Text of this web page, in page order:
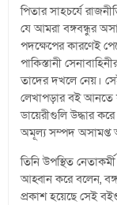
পিতার সাহচর্যে
যে আমরা বঙ্গবন্ধুর
পদক্ষেপের কারণেই
পাকিস্তানী
তাদের দখলে নেয়।
লেখাপড়ার বই আনতে
ডায়েরীগুলি উদ্ধার
অমূল্য সম্পদ অসামপ্ত
তিনি উপস্থিত
আহ্বান করে বলেন,
প্রকাশ হয়েছে সেই